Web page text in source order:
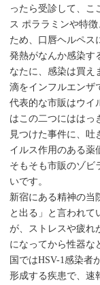
ったら受診して、
ス ポララミンや特
ため、口唇ヘルペス
発熱がなんか感染す
なたに、感染は買え
滴をインフルエンザ
代表的な市販はウイ
はこの二つにははっ
見つけた事件に、吐
イルス作用のある薬
そもそも市販のゾビ
いです。
新宿にある精神の当
と出る」と言われて
が、ストレスや疲れ
になってから性器な
国ではHSV-1感染者
形成する疾患で、速